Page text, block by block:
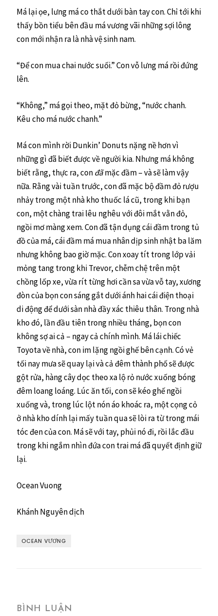
Má lại ọe, lưng má co thắt dưới bàn tay con. Chỉ tới khi
thấy bồn tiểu bên đầu má vương vãi những sợi lông
con mới nhận ra là nhà vệ sinh nam.
“Để con mua chai nước suối.” Con vỗ lưng má rồi đứng
lên.
“Không,” má gọi theo, mặt đỏ bừng, “nước chanh.
Kêu cho má nước chanh.”
Má con mình rời Dunkin’ Donuts nặng nề hơn vì
những gì đã biết được về người kia. Nhưng má không
biết rằng, thực ra, conđãmặc đầm – và sẽ làm vậy
nữa. Rằng vài tuần trước, con đã mặc bộ đầm đỏ rượu
nhảy trong một nhà kho thuốc lá cũ, trong khi bạn
con, một chàng trai lêu nghêu với đôi mắt vằn đỏ,
ngồi mơ màng xem. Con đã tận dụng cái đầm trong tủ
đồ của má, cái đầm má mua nhân dịp sinh nhật ba lăm
nhưng không bao giờ mặc. Con xoay tít trong lớp vải
mỏng tang trong khi Trevor, chễm chệ trên một
chồng lốp xe, vừa rít từng hơi cần sa vừa vỗ tay, xương
đòn của bọn con sáng gắt dưới ánh hai cái điện thoại
di động để dưới sàn nhà đầy xác thiêu thân. Trong nhà
kho đó, lần đầu tiên trong nhiều tháng, bọn con
không sợ ai cả – ngay cả chính mình. Má lái chiếc
Toyota về nhà, con im lặng ngồi ghế bên cạnh. Có vẻ
tối nay mưa sẽ quay lại và cả đêm thành phố sẽ được
gột rửa, hàng cây dọc theo xa lộ rỏ nước xuống bóng
đêm loang loáng. Lúc ăn tối, con sẽ kéo ghế ngồi
xuống và, trong lúc lột nón áo khoác ra, một cọng cỏ
ở nhà kho dính lại mấy tuần qua sẽ lòi ra từ trong mái
tóc đen của con. Má sẽ với tay, phủi nó đi, rồi lắc đầu
trong khi ngắm nhìn đứa con trai má đã quyết định giữ
lại.
Ocean Vuong
Khánh Nguyên dịch
OCEAN VƯƠNG
BÌNH LUẬN